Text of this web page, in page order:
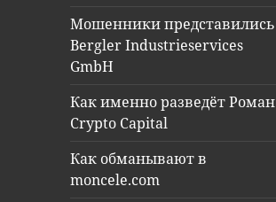
Мошенники представились
Bergler Industrieservices
GmbH
Как именно разведёт Роман
Crypto Capital
Как обманывают в
moncele.com